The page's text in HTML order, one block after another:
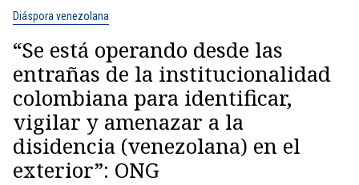
Diáspora venezolana
“Se está operando desde las
entrañas de la institucionalidad
colombiana para identificar,
vigilar y amenazar a la
disidencia (venezolana) en el
exterior”: ONG